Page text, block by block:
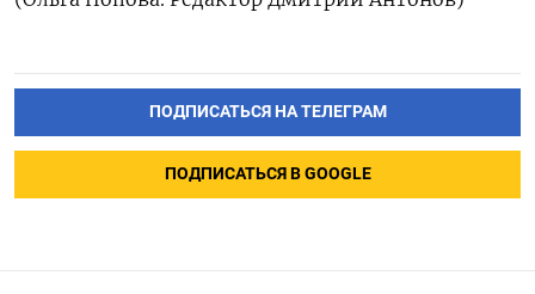
ПОДПИСАТЬСЯ НА ТЕЛЕГРАМ
ПОДПИСАТЬСЯ В GOOGLE